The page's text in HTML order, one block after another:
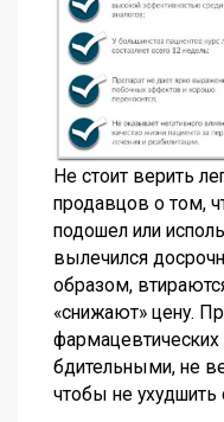
Не стоит верить
продавцов о том,
подошел или
вылечился
образом,
«снижают» цену.
бдительными, не
чтобы не ухудшить